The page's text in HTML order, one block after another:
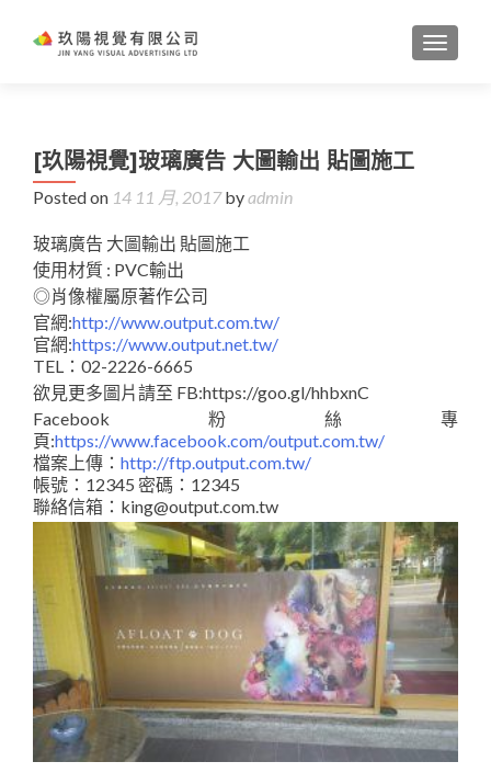
[玖陽視覺]玻璃廣告 大圖輸出 貼圖施工
Posted on 14 11 月, 2017byadmin
玻璃廣告 大圖輸出 貼圖施工
使用材質 : PVC輸出
◎肖像權屬原著作公司
官網:http://www.output.com.tw/
官網:https://www.output.net.tw/
TEL：02-2226-6665
欲見更多圖片請至 FB:https://goo.gl/hhbxnC
Facebook粉絲專
頁:https://www.facebook.com/output.com.tw/
檔案上傳： http://ftp.output.com.tw/
帳號：12345 密碼：12345
聯絡信箱：king@output.com.tw